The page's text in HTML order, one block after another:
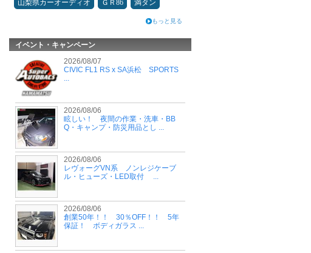
山梨県カーオーディオ
ＧＲ86 満タン
もっと見る
イベント・キャンペーン
2026/08/07
CIVIC FL1 RS x SA浜松 SPORTS
...
2026/08/06
眩しい！ 夜間の作業・洗車・BB
Q・キャンプ・防災用品とし ...
2026/08/06
レヴォーグVN系 ノンレジケーブ
ル・ヒューズ・LED取付 ...
2026/08/06
創業50年！！ 30％OFF！！ 5年
保証！ ボディガラス ...